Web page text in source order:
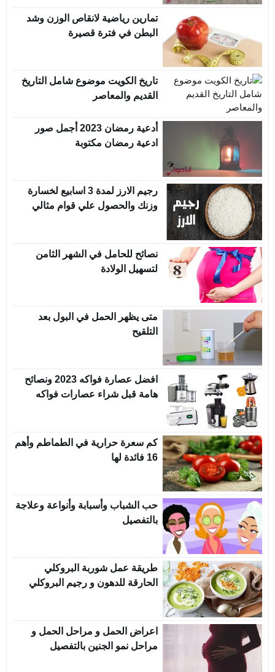
تمارين رياضية لانقاص الوزن وشد
البطن في فترة قصيرة
تاريخ الكويت موضوع شامل التاريخ
القديم والمعاصر
أدعية رمضان 2023 أجمل صور
ادعية رمضان مكتوبة
رجيم الارز لمدة 3 اسابيع لخسارة
وزنك والحصول علي قوام مثالي
نصائح للحامل في الشهر الثامن
لتسهيل الولادة
متى يظهر الحمل في البول بعد
التلقيح
افضل عصارة فواكه 2023 ونصائح
هامة قبل شراء عصارات فواكه
كم سعرة حرارية في الطماطم وأهم
16 فائدة لها
حب الشباب وأسبابة وأنواعة وعلاجة
بالتفصيل
طريقة عمل شوربة البروكلي
الحارقة للدهون و رجيم البروكلي
اعراض الحمل و مراحل الحمل و
مراحل نمو الجنين بالتفصيل